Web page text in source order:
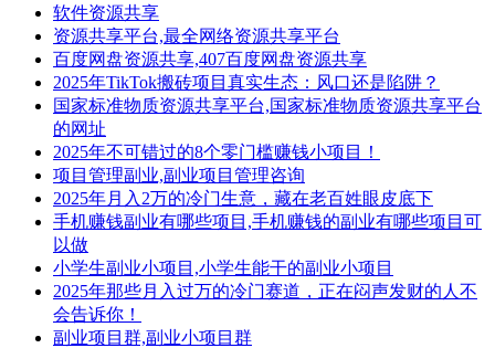
软件资源共享
资源共享平台,最全网络资源共享平台
百度网盘资源共享,407百度网盘资源共享
2025年TikTok搬砖项目真实生态：风口还是陷阱？
国家标准物质资源共享平台,国家标准物质资源共享平台
的网址
2025年不可错过的8个零门槛赚钱小项目！
项目管理副业,副业项目管理咨询
2025年月入2万的冷门生意，藏在老百姓眼皮底下
手机赚钱副业有哪些项目,手机赚钱的副业有哪些项目可
以做
小学生副业小项目,小学生能干的副业小项目
2025年那些月入过万的冷门赛道，正在闷声发财的人不
会告诉你！
副业项目群,副业小项目群